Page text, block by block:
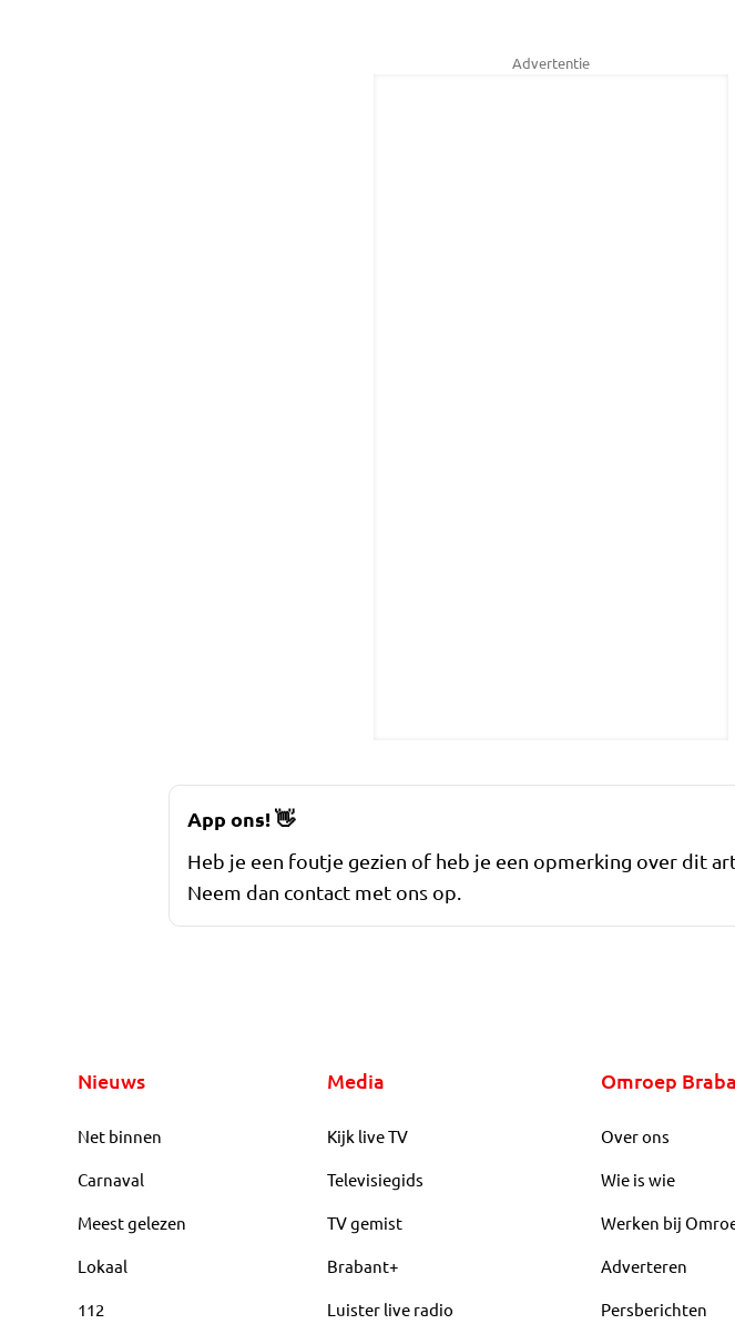
Advertentie
App ons!👋
Heb je een foutje gezien of heb je een opmerking over dit
Neem dan contact met ons op.
Nieuws
Net binnen
Carnaval
Meest gelezen
Lokaal
112
Media
Kijk live TV
Televisiegids
TV gemist
Brabant+
Luister live radio
Omroep
Over ons
Wie is wie
Werken bij
Adverteren
Persberichten